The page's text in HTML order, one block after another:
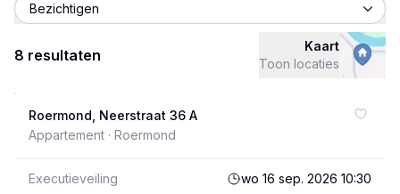
Bezichtigen
8 resultaten
Kaart
Toon locaties
Roermond, Neerstraat 36 A
Appartement · Roermond
Executieveiling wo 16 sep. 2026 10:30